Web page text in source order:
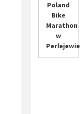
Poland
Bike
Marathon
w
Perlejewie